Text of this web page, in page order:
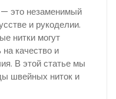
это незаменимый
и рукоделии.
нитки могут
качество и
В этой статье мы
швейных ниток и